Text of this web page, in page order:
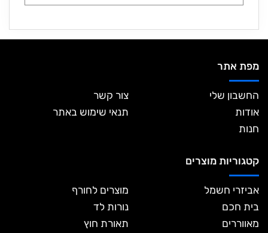
מפת אתר
החשבון שלי
אודות
חנות
צור קשר
תנאי שימוש באתר
קטגוריות מוצרים
אביזרי חשמל
בית חכם
מאווררים
מוצרים לחורף
נורות לד
תאורת חוץ